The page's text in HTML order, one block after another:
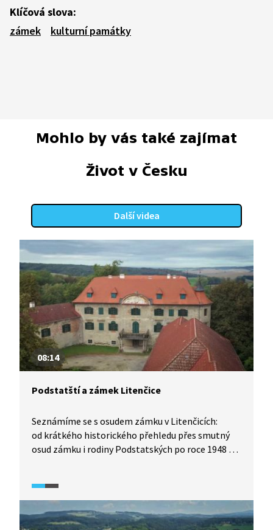
Klíčová slova:
zámek
kulturní památky
Mohlo by vás také zajímat
Život v Česku
Další videa
08:14
Podstatští a zámek Litenčice
Seznámíme se s osudem zámku v Litenčicích:
od krátkého historického přehledu přes smutný
osud zámku i rodiny Podstatských po roce 1948 až
a závazky jsou silné, proto se současní majitelé
rozhodli dát své sídlo do pořádku. Srovnávací
záběry hovoří za vše.